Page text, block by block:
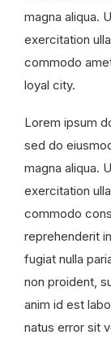
magna aliqua.
exercitation
commodo
loyal city.
Lorem ipsum
sed do
magna aliqua.
exercitation
commodo
reprehenderit
fugiat nulla
non proident,
anim id est
natus error sit